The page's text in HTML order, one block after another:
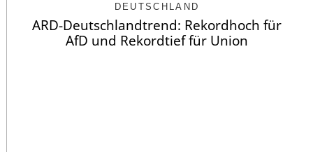
DEUTSCHLAND
ARD-Deutschlandtrend: Rekordhoch für
AfD und Rekordtief für Union